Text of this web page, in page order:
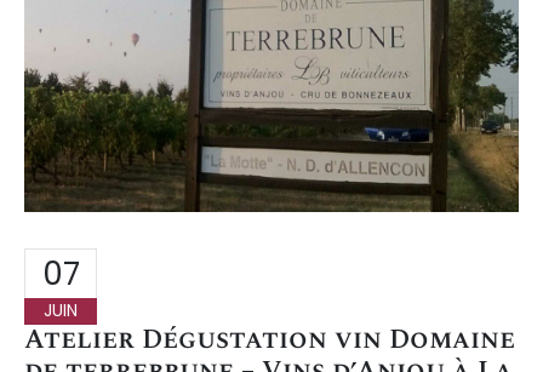
07
JUIN
Atelier Dégustation vin Domaine